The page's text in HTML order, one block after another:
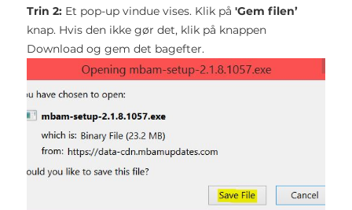
Trin 2:Et pop-up vindue vises. Klik på 'Gem filen’
knap. Hvis den ikke gør det, klik på knappen
Download og gem det bagefter.